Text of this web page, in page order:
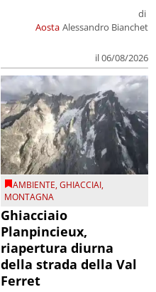
Aosta
di
Alessandro Bianchet
il 06/08/2026
AMBIENTE,GHIACCIAI,
MONTAGNA
Ghiacciaio
Planpincieux,
riapertura diurna
della strada della Val
Ferret